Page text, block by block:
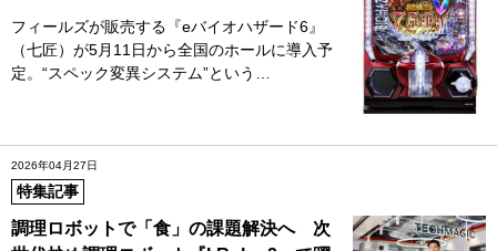
フィールズが販売する『eバイオハザード6』
（七匠）が5月11日から全国のホールに導入予
定。“スペック変異システム”という…
2026年04月27日
特集記事
調理ロボットで「食」の課題解決へ 次